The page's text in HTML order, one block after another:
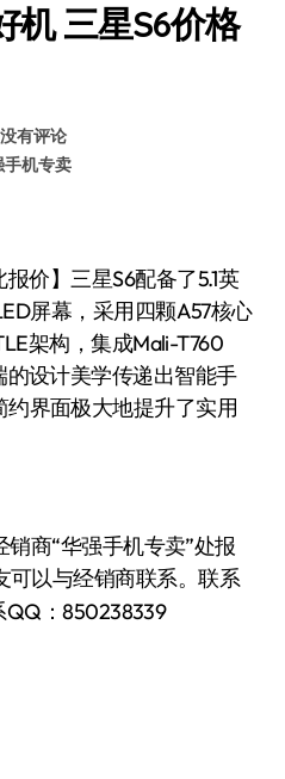
机 三星S6价格
没有评论
手机专卖
价】三星S6配备了5.1英
屏幕，采用四颗A57核心
架构，集成Mali-T760
设计美学传递出智能手
界面极大地提升了实用
商“华强手机专卖”处报
可以与经销商联系。联系
QQ：850238339